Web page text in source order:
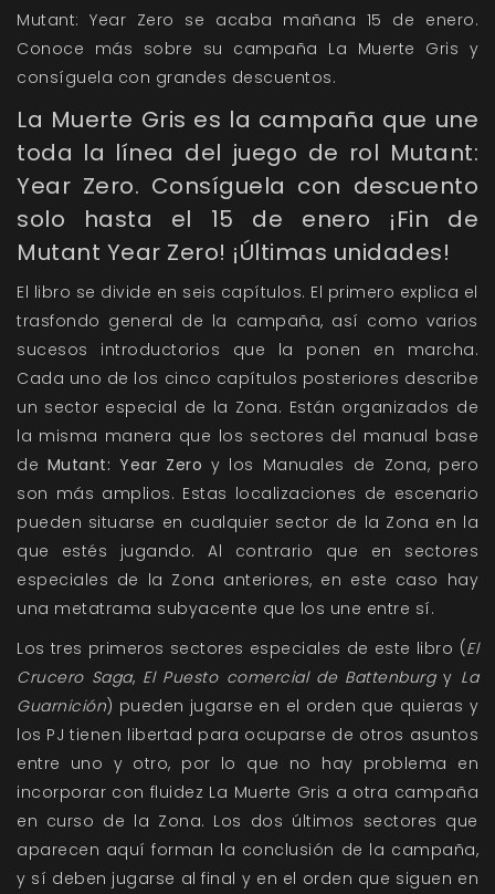
Mutant: Year Zero se acaba mañana 15 de enero.
Conoce más sobre su campaña La Muerte Gris y
consíguela con grandes descuentos.
La Muerte Gris es la campaña que une
toda la línea del juego de rol Mutant:
Year Zero. Consíguela con descuento
solo hasta el 15 de enero ¡Fin de
Mutant Year Zero! ¡Últimas unidades!
El libro se divide en seis capítulos. El primero explica el
trasfondo general de la campaña, así como varios
sucesos introductorios que la ponen en marcha.
Cada uno de los cinco capítulos posteriores describe
un sector especial de la Zona. Están organizados de
la misma manera que los sectores del manual base
de Mutant: Year Zero y los Manuales de Zona, pero
son más amplios. Estas localizaciones de escenario
pueden situarse en cualquier sector de la Zona en la
que estés jugando. Al contrario que en sectores
especiales de la Zona anteriores, en este caso hay
una metatrama subyacente que los une entre sí.
Los tres primeros sectores especiales de este libro (El
Crucero Saga, El Puesto comercial de Battenburgy La
Guarnición) pueden jugarse en el orden que quieras y
los PJ tienen libertad para ocuparse de otros asuntos
entre uno y otro, por lo que no hay problema en
incorporar con fluidez La Muerte Gris a otra campaña
en curso de la Zona. Los dos últimos sectores que
aparecen aquí forman la conclusión de la campaña,
y sí deben jugarse al final y en el orden que siguen en